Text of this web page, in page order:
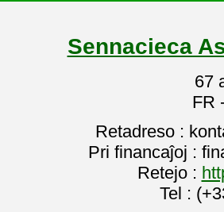
Sennacieca
67
FR
Retadreso :
Pri financaĵoj :
Retejo :
Tel :